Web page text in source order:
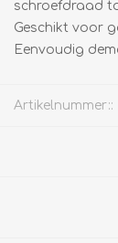
schroefdraad
Geschikt voor
Eenvoudig
Artikelnummer::